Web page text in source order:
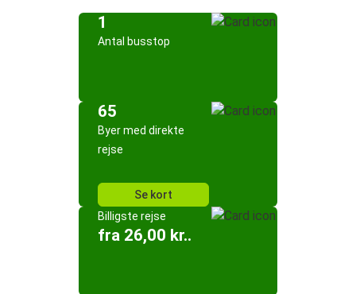
1
Antal busstop
65
Byer med direkte
rejse
Se kort
Billigste rejse
fra 26,00 kr..